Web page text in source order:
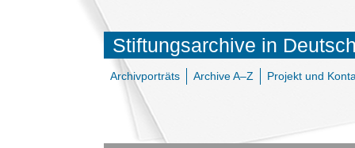
Stiftungsarchive in
Archivporträts Archive A–Z Projekt und